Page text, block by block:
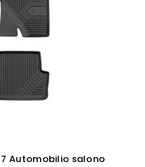
Automobilio salono